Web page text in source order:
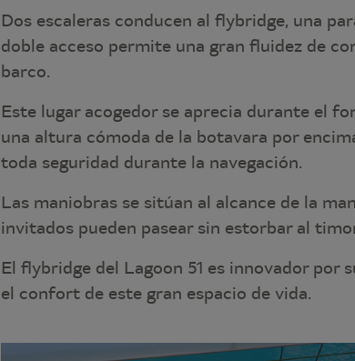
Dos escaleras conducen al flybridge, una
doble acceso permite una gran fluidez de
barco.
Este lugar acogedor se aprecia durante el
una altura cómoda de la botavara por
toda seguridad durante la navegación.
Las maniobras se sitúan al alcance de la
invitados pueden pasear sin estorbar al
El flybridge del Lagoon 51 es innovador por
el confort de este gran espacio de vida.